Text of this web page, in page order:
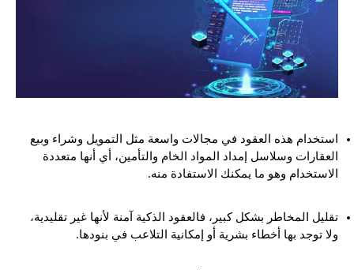
استخدام هذه العقود في مجالات واسعة مثل التمويل وشراء وبيع
العقارات وسلاسل إمداد المواد الخام والتأمين، أي أنها متعددة
الاستخدام وهو ما يمكنك الاستفادة منه.
تقليل المخاطر بشكل كبير، فالعقود الذكية آمنة لأنها غير تقليدية،
ولا توجد بها أخطاء بشرية أو إمكانية التلاعب في بنودها.